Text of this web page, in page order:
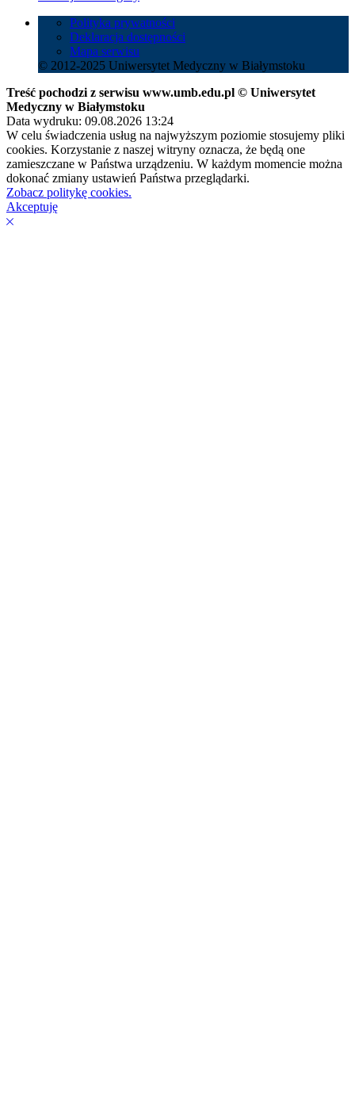
Polityka prywatności
Deklaracja dostępności
Mapa serwisu
© 2012-2025 Uniwersytet Medyczny w Białymstoku
Treść pochodzi z serwisu www.umb.edu.pl © Uniwersytet
Medyczny w Białymstoku
Data wydruku: 09.08.2026 13:24
W celu świadczenia usług na najwyższym poziomie stosujemy pliki
cookies. Korzystanie z naszej witryny oznacza, że będą one
zamieszczane w Państwa urządzeniu. W każdym momencie można
dokonać zmiany ustawień Państwa przeglądarki.
Zobacz politykę cookies.
Akceptuję